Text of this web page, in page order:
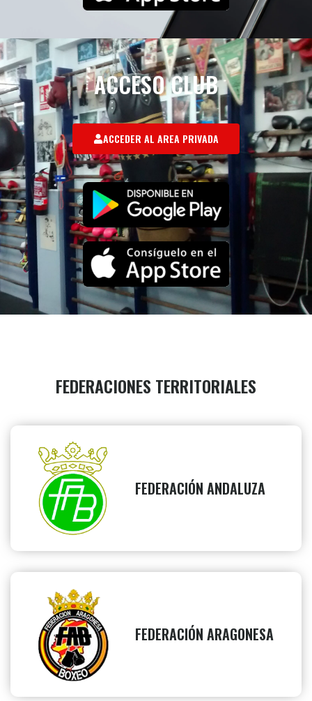
ACCESO CLUB
ACCEDER AL AREA PRIVADA
FEDERACIONES TERRITORIALES
FEDERACIÓN ANDALUZA
FEDERACIÓN ARAGONESA